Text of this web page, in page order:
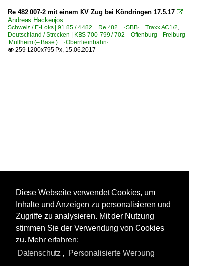
Re 482 007-2 mit einem KV Zug bei Köndringen 17.5.17 
Andreas Hackenjos
Schweiz / E-Loks | 91 85 / 4 482 Re 482 ·SBB· Traxx AC1/2,
Deutschland / Strecken | KBS 700-799 / 702 Offenburg – Freiburg –
Müllheim (– Basel) ·Oberrheinbahn·
 259 1200x795 Px, 15.06.2017
Diese Webseite verwendet Cookies, um
Inhalte und Anzeigen zu personalisieren und
Zugriffe zu analysieren. Mit der Nutzung
stimmen Sie der Verwendung von Cookies
zu. Mehr erfahren:
Datenschutz , Personalisierte Werbung